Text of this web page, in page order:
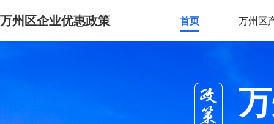
万州区企业优惠政策 首页 万州区